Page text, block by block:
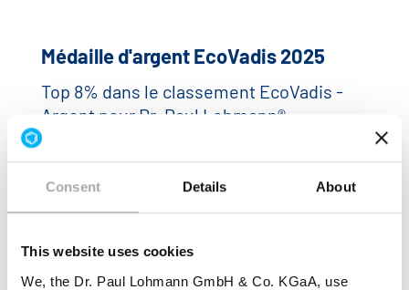
Consent Details About
This website uses cookies
We, the Dr. Paul Lohmann GmbH & Co. KGaA, use
Médaille d'argent EcoVadis 2025
Top 8% dans le classement EcoVadis -
Argent pour Dr. Paul Lohmann®.